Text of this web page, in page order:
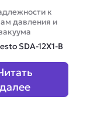
к
давления и
SDA-12X1-B
далее